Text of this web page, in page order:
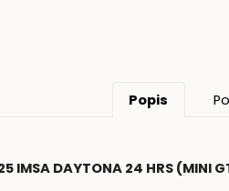
Popis
IMSA DAYTONA 24 HRS (MINI